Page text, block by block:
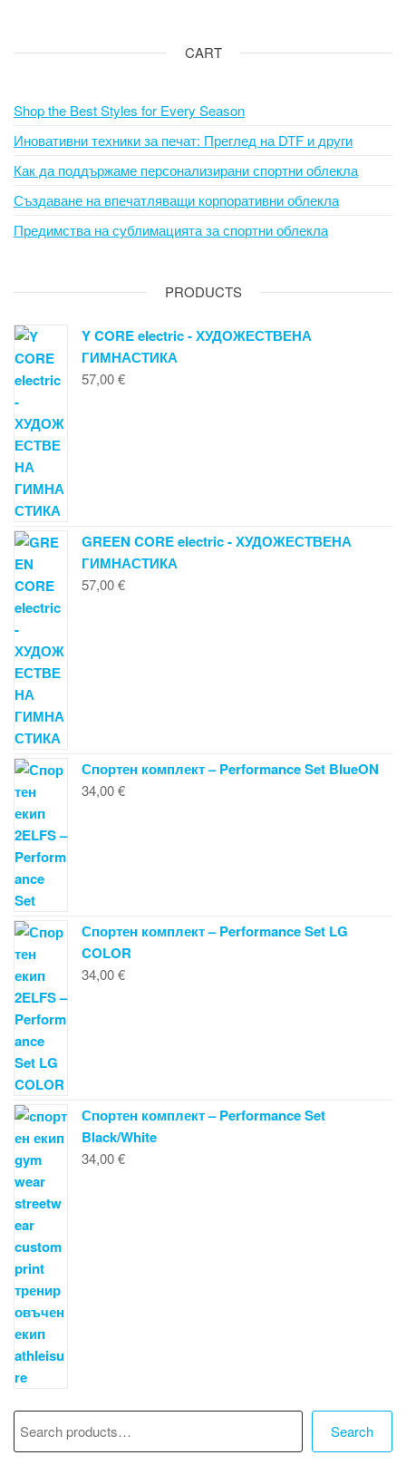
CART
Shop the Best Styles for Every Season
Иновативни техники за печат: Преглед на DTF и други
Как да поддържаме персонализирани спортни облекла
Създаване на впечатляващи корпоративни облекла
Предимства на сублимацията за спортни облекла
PRODUCTS
Y CORE electric - ХУДОЖЕСТВЕНА
ГИМНАСТИКА
57,00€
GREEN CORE electric - ХУДОЖЕСТВЕНА
ГИМНАСТИКА
57,00€
Спортен комплект – Performance Set BlueON
34,00€
Спортен комплект – Performance Set LG
COLOR
34,00€
Спортен комплект – Performance Set
Black/White
34,00€
Search